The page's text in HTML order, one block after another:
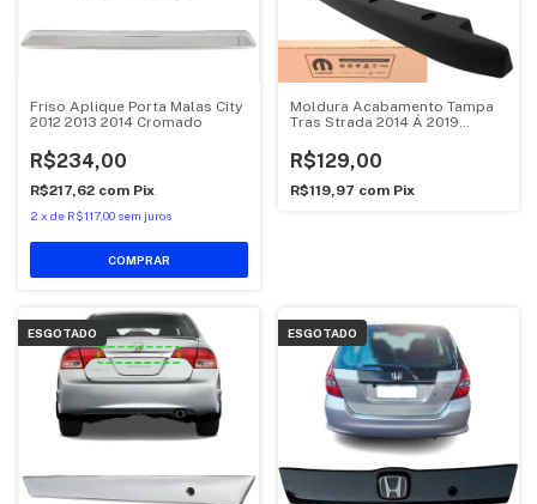
Friso Aplique Porta Malas City
2012 2013 2014 Cromado
R$234,00
R$217,62 com Pix
2 x de R$117,00 sem juros
Moldura Acabamento Tampa
Tras Strada 2014 Á 2019
R$129,00
R$119,97 com Pix
ESGOTADO ESGOTADO